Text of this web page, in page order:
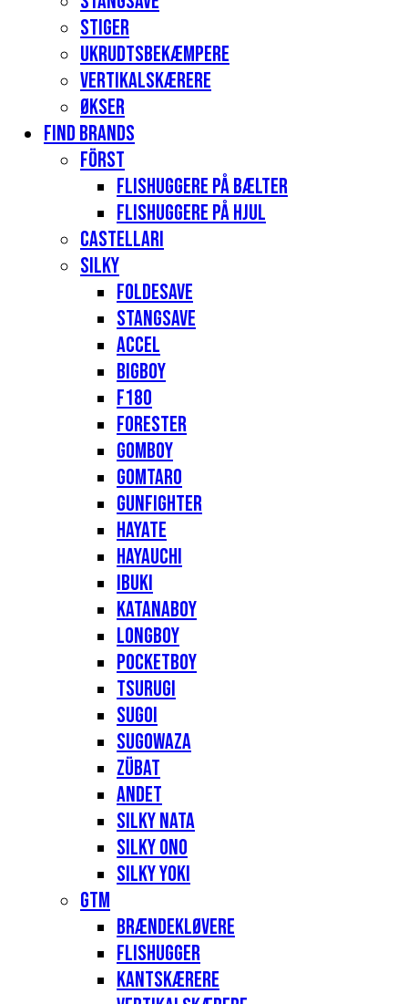
Stiger
Ukrudtsbekæmpere
Vertikalskærere
Økser
Find Brands
Först
Flishuggere på bælter
Flishuggere på hjul
Castellari
Silky
Foldesave
Stangsave
Accel
Bigboy
F180
Forester
Gomboy
Gomtaro
Gunfighter
Hayate
Hayauchi
Ibuki
Katanaboy
Longboy
Pocketboy
Tsurugi
Sugoi
Sugowaza
Zübat
Andet
Silky Nata
Silky Ono
Silky Yoki
GTM
Brændekløvere
Flishugger
Kantskærere